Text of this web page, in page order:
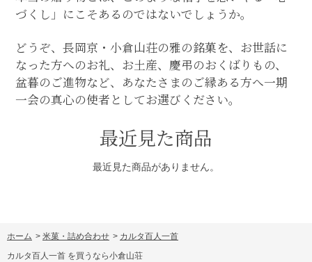
づくし」にこそあるのではないでしょうか。
どうぞ、長岡京・小倉山荘の雅の銘菓を、お世話に
なった方へのお礼、お土産、慶弔のおくばりもの、
盆暮のご進物など、あなたさまのご縁ある方へ一期
一会の真心の使者としてお選びください。
最近見た商品
最近見た商品がありません。
ホーム > 米菓・詰め合わせ > カルタ百人一首
カルタ百人一首 を買うなら小倉山荘